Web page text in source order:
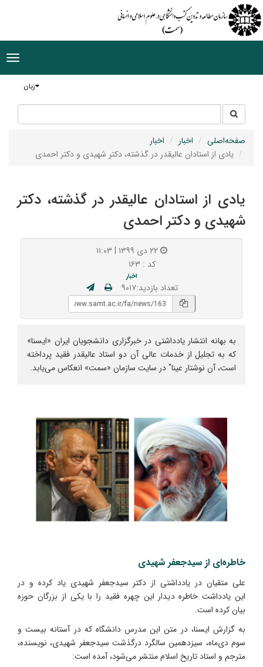
زبان
جستجو
در
سایت
صفحه‌اصلی اخبار
اخبار
یادی از استادان عالیقدر در گذشته، دکتر شهیدی و دکتر احمدی
یادی از استادان عالیقدر در گذشته، دکتر
شهیدی و دکتر احمدی
۲۲ دی ۱۳۹۹ | ۱۱:۰۳
کد : ۱۶۳
اخبار
تعداد بازدید:۹۰۱۷
به بهانه انتشار یادداشتی در خبرگزاری دانشجویان ایران «ایسنا»
که به تجلیل از خدمات عالی آن دو استاد عالیقدر فقید پرداخته
است، آن نوشتار عینا" در سایت سازمان «سمت» انعکاس می‌یابد.
خاطره‌ای از سیدجعفر شهیدی
علی‌ متقیان در یادداشتی از دکتر سیدجعفر شهیدی یاد کرده و در
این یادداشت خاطره دیدار این چهره فقید را با یکی از بزرگان حوزه
بیان کرده است.
به گزارش ایسنا، در متن این مدرس دانشگاه که در آستانه بیست و
سوم دی‌ماه، سیزدهمین سالگرد درگذشت سیدجعفر شهیدی، نویسنده،
مترجم و استاد تاریخ اسلام منتشر می‌شود، آمده است: